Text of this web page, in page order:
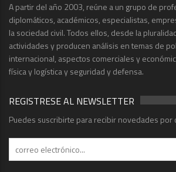
A partir del año 2003, reúne a un grupo de
diplomáticos, académicos, especialistas,
la sociedad civil. Todos ellos, desde la
actividades y producen análisis en temas de
internacional, aspectos comerciales y
física y logística y seguridad y defensa.
REGISTRESE AL NEWSLETTER
Puedes suscribirte para recibir novedades por